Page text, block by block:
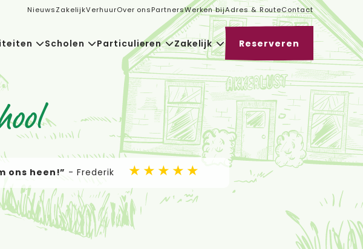
NieuwsZakelijkVerhuurOver onsPartnersWerken bijAdres & RouteContact
Scholen Particulieren Zakelijk Reserveren
- Jaap
ons heen!” -Frederik
- Carla